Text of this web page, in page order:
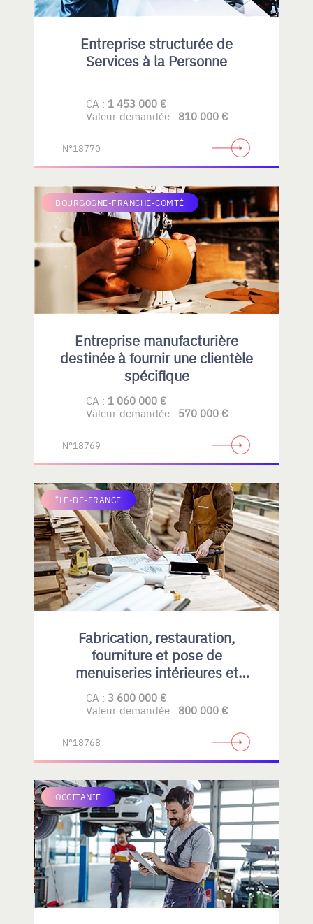
Entreprise structurée de
Services à la Personne
CA : 1 453 000 €
Valeur demandée : 810 000 €
N°18770
BOURGOGNE-FRANCHE-COMTÉ
Entreprise manufacturière
destinée à fournir une clientèle
spécifique
CA : 1 060 000 €
Valeur demandée : 570 000 €
N°18769
ÎLE-DE-FRANCE
Fabrication, restauration,
fourniture et pose de
menuiseries intérieures et
extérieures , principalement en
bois
CA : 3 600 000 €
Valeur demandée : 800 000 €
N°18768
OCCITANIE